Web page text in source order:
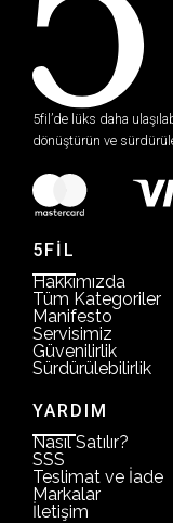
5fil’de lüks daha
dönüştürün ve
5FİL
Hakkımızda
Tüm Kategoriler
Manifesto
Servisimiz
Güvenilirlik
Sürdürülebilirlik
YARDIM
Nasıl Satılır?
SSS
Teslimat ve İade
Markalar
İletişim